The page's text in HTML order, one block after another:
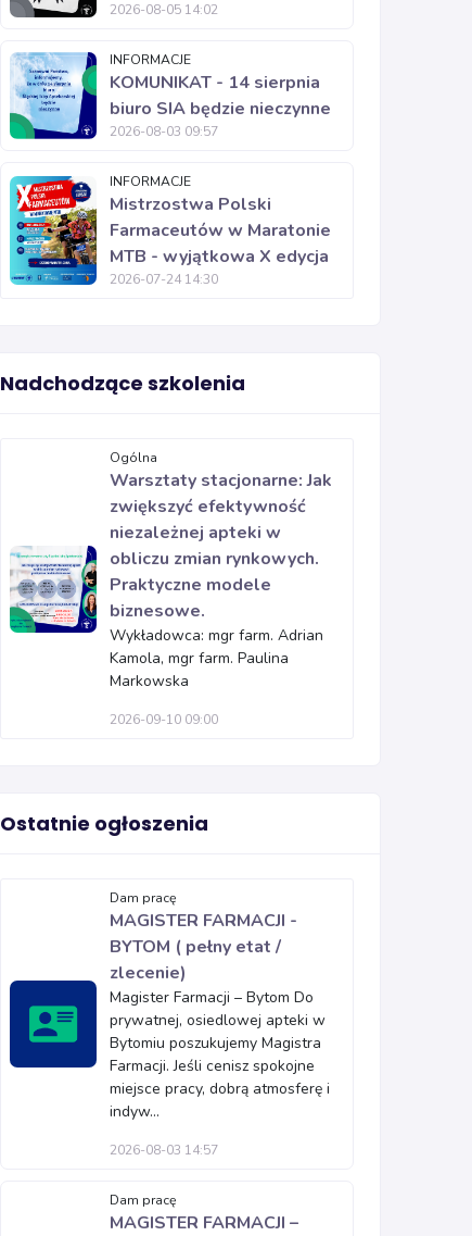
2026-08-05 14:02
INFORMACJE
KOMUNIKAT - 14 sierpnia
biuro SIA będzie nieczynne
2026-08-03 09:57
INFORMACJE
Mistrzostwa Polski
Farmaceutów w Maratonie
MTB - wyjątkowa X edycja
2026-07-24 14:30
Nadchodzące szkolenia
Ogólna
Warsztaty stacjonarne: Jak
zwiększyć efektywność
niezależnej apteki w
obliczu zmian rynkowych.
Praktyczne modele
biznesowe.
Wykładowca: mgr farm. Adrian
Kamola, mgr farm. Paulina
Markowska
2026-09-10 09:00
Ostatnie ogłoszenia
Dam pracę
MAGISTER FARMACJI -
BYTOM ( pełny etat /
zlecenie)
Magister Farmacji – Bytom Do
prywatnej, osiedlowej apteki w
Bytomiu poszukujemy Magistra
Farmacji. Jeśli cenisz spokojne
miejsce pracy, dobrą atmosferę i
indyw...
2026-08-03 14:57
Dam pracę
MAGISTER FARMACJI –